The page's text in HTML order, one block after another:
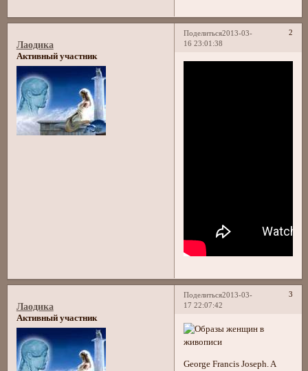
Поделиться 2
2013-03-
16 23:01:38
Лаодика
Активный участник
Поделиться 3
2013-03-
17 22:07:42
Лаодика
Активный участник
George Francis Joseph. A